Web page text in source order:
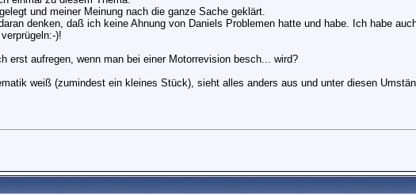
und meiner Meinung nach die ganze Sache geklärt.
denken, daß ich keine Ahnung von Daniels Problemen hatte und habe. Ich habe
)!
erst aufregen, wenn man bei einer Motorrevision besch... wird?
weiß (zumindest ein kleines Stück), sieht alles anders aus und unter diesen